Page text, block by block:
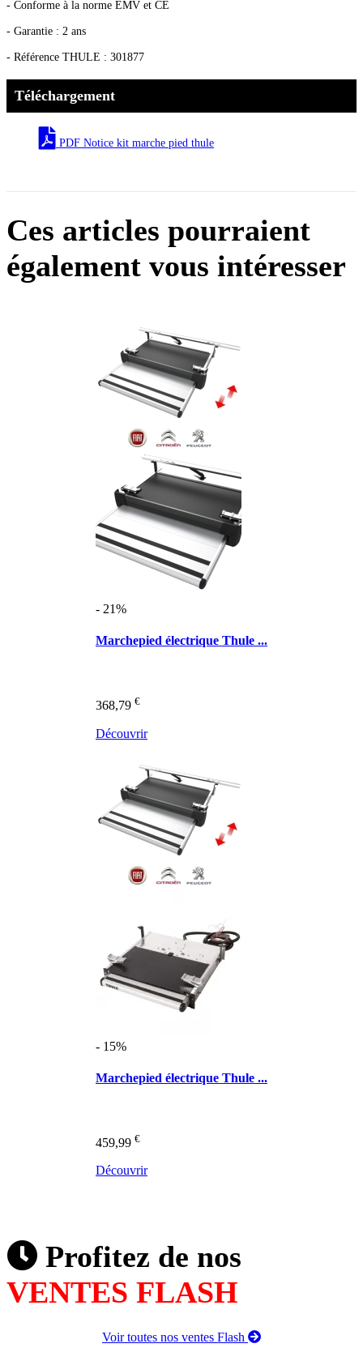
- Conforme à la norme EMV et CE
- Garantie : 2 ans
- Référence THULE : 301877
Téléchargement
PDF Notice kit marche pied thule
Ces articles pourraient
également vous intéresser
- 21%
Marchepied électrique Thule ...
368,79 €
Découvrir
- 15%
Marchepied électrique Thule ...
459,99 €
Découvrir
Profitez de nos
VENTES FLASH
Voir toutes nos ventes Flash